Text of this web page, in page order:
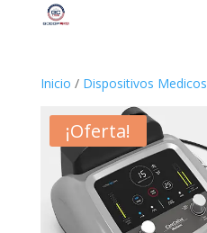
https://gcooplatino.com/favicon.ico
Inicio / Dispositivos Medicos
¡Oferta!